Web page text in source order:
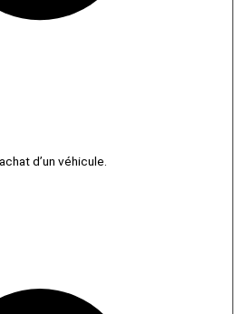
d’un véhicule.